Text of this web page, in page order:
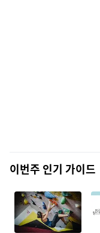
이번주 인기 가이드